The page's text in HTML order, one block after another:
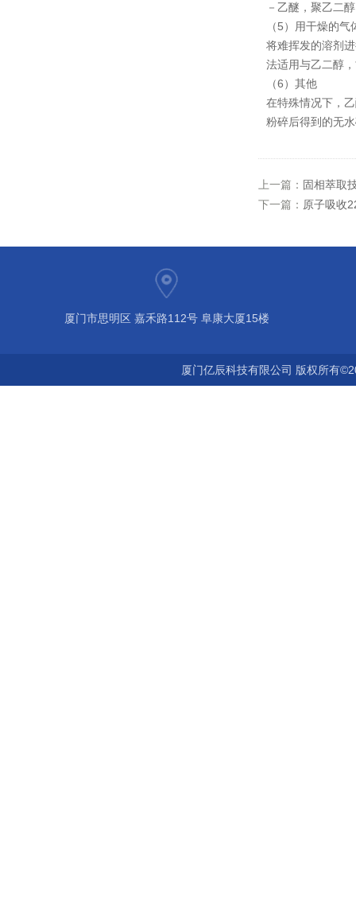
－乙醚，聚乙二
（5）用干燥的气
将难挥发的溶剂
法适用与乙二醇
（6）其他
在特殊情况下，
粉碎后得到的无
上一篇： 固相萃取
下一篇： 原子吸收
厦门市思明区 嘉禾路112号 阜康大厦15楼
厦门亿辰科技有限公司 版权所有